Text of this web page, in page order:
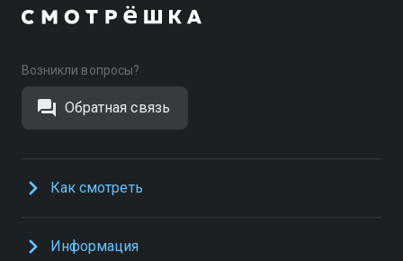
Возникли вопросы?
Обратная связь
Как смотреть
Информация